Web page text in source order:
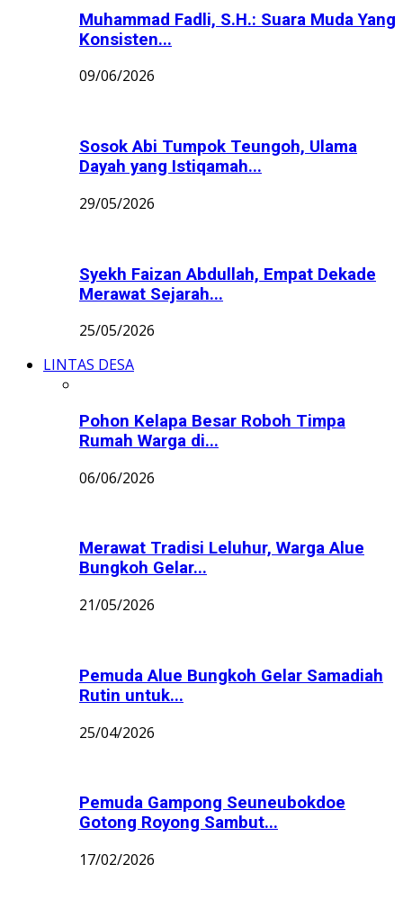
Muhammad Fadli, S.H.: Suara Muda Yang
Konsisten...
09/06/2026
Sosok Abi Tumpok Teungoh, Ulama
Dayah yang Istiqamah...
29/05/2026
Syekh Faizan Abdullah, Empat Dekade
Merawat Sejarah...
25/05/2026
LINTAS DESA
Pohon Kelapa Besar Roboh Timpa
Rumah Warga di...
06/06/2026
Merawat Tradisi Leluhur, Warga Alue
Bungkoh Gelar...
21/05/2026
Pemuda Alue Bungkoh Gelar Samadiah
Rutin untuk...
25/04/2026
Pemuda Gampong Seuneubokdoe
Gotong Royong Sambut...
17/02/2026